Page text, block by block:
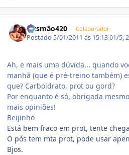
Gusmão420 Colaborador
Postado 5/01/2011 às 15:1301/5,
Ah, e mais uma dúvida... quando
manhã (que é pré-treino também)
que? Carboidrato, prot ou gord?
Por enquanto é só, obrigada
mais opiniões!
Beijinho
Está bem fraco em prot, tente
O pós tem mta prot, pode usar
Bjos.